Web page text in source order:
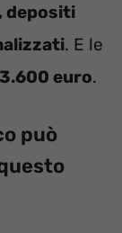
depositi
. E le
3.600 euro.
può